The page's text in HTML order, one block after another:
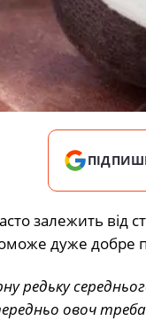
залежить від
дуже добре
редьку
овоч